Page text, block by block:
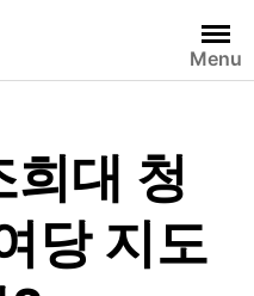
Menu
희대 청
당 지도